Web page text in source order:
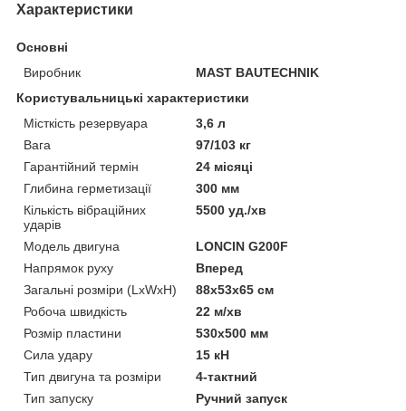
Характеристики
Основні
Виробник
MAST BAUTECHNIK
Користувальницькі характеристики
Місткість резервуара
3,6 л
Вага
97/103 кг
Гарантійний термін
24 місяці
Глибина герметизації
300 мм
Кількість вібраційних
ударів
5500 уд./хв
Модель двигуна
LONCIN G200F
Напрямок руху
Вперед
Загальні розміри (LxWxH)
88x53x65 см
Робоча швидкість
22 м/хв
Розмір пластини
530x500 мм
Сила удару
15 кН
Тип двигуна та розміри
4-тактний
Тип запуску
Ручний запуск